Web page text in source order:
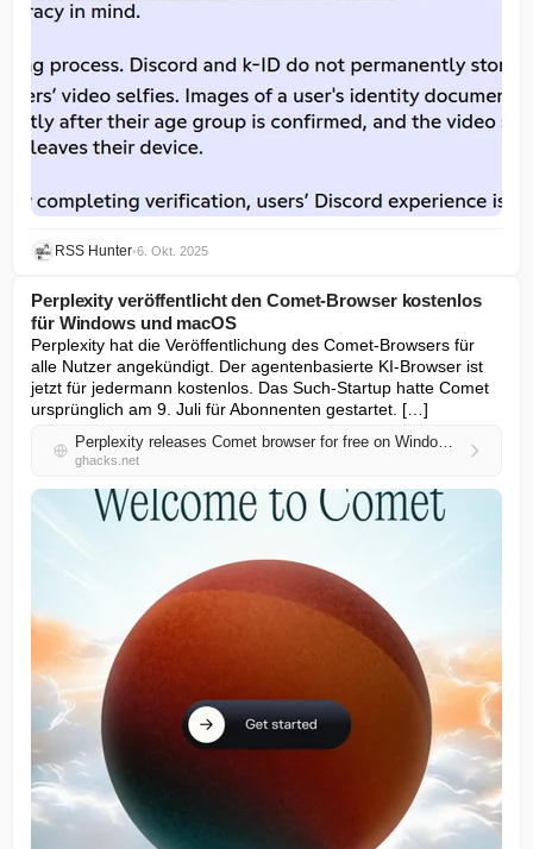
RSS Hunter•6. Okt. 2025
Perplexity veröffentlicht den Comet-Browser kostenlos
für Windows und macOS
Perplexity hat die Veröffentlichung des Comet-Browsers für
alle Nutzer angekündigt. Der agentenbasierte KI-Browser ist
jetzt für jedermann kostenlos. Das Such-Startup hatte Comet
ursprünglich am 9. Juli für Abonnenten gestartet. […]
Perplexity releases Comet browser for free on Windows and macOS
ghacks.net